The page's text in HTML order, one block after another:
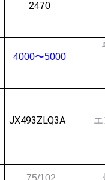
2470
4000〜5000
JX493ZLQ3A
75/102